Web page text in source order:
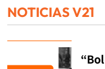
NOTICIAS V21